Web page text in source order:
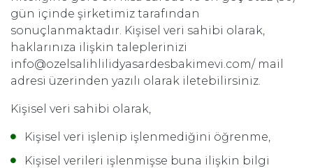
gün içinde şirketimiz tarafından
sonuçlanmaktadır. Kişisel veri sahibi olarak,
haklarınıza ilişkin taleplerinizi
info@ozelsalihlilidyasardesbakimevi.com/ mail
adresi üzerinden yazılı olarak iletebilirsiniz.
Kişisel veri sahibi olarak,
Kişisel veri işlenip işlenmediğini öğrenme,
Kişisel verileri işlenmişse buna ilişkin bilgi